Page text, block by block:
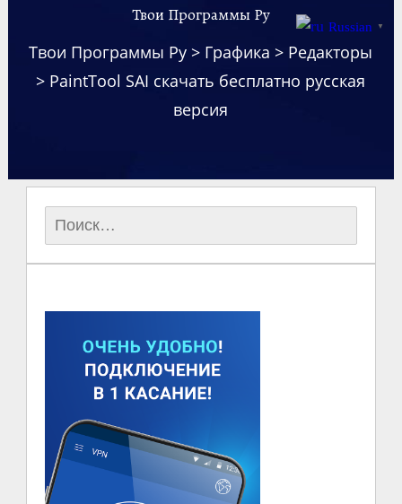
Твои Программы Ру
Твои Программы Ру > Графика > Редакторы
> PaintTool SAI скачать бесплатно русская
версия
Найти:
Russian ▼